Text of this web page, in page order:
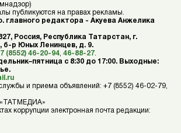
публикуются на правах рекламы.
главного редактора - Акуева Анжелика
Россия, Республика Татарстан, г.
р Юных Ленинцев, д. 9.
(8552) 46-20-94 46-88-27
с 8:30 до 17:00. Выходные:
и приема объявлений: +7 (8552) 46-02-79,
коррупции электронная почта редакции: